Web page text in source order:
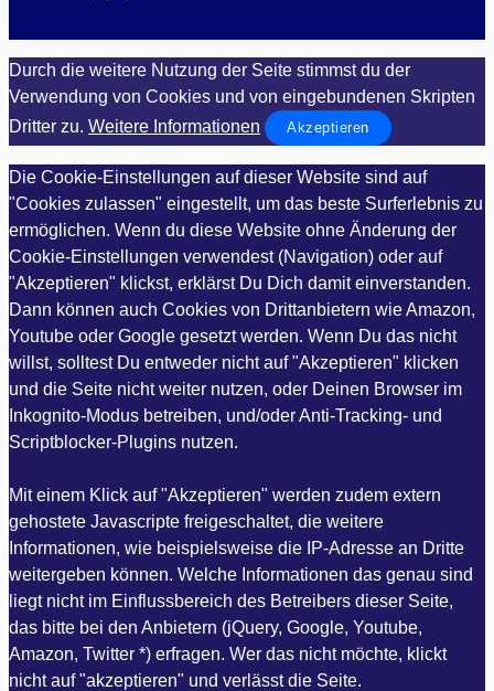
Durch die weitere Nutzung der Seite stimmst du der
Verwendung von Cookies und von eingebundenen Skripten
Dritter zu. Weitere Informationen Akzeptieren
Die Cookie-Einstellungen auf dieser Website sind auf
"Cookies zulassen" eingestellt, um das beste Surferlebnis zu
ermöglichen. Wenn du diese Website ohne Änderung der
Cookie-Einstellungen verwendest (Navigation) oder auf
"Akzeptieren" klickst, erklärst Du Dich damit einverstanden.
Dann können auch Cookies von Drittanbietern wie Amazon,
Youtube oder Google gesetzt werden. Wenn Du das nicht
willst, solltest Du entweder nicht auf "Akzeptieren" klicken
und die Seite nicht weiter nutzen, oder Deinen Browser im
Inkognito-Modus betreiben, und/oder Anti-Tracking- und
Scriptblocker-Plugins nutzen.
Mit einem Klick auf "Akzeptieren" werden zudem extern
gehostete Javascripte freigeschaltet, die weitere
Informationen, wie beispielsweise die IP-Adresse an Dritte
weitergeben können. Welche Informationen das genau sind
liegt nicht im Einflussbereich des Betreibers dieser Seite,
das bitte bei den Anbietern (jQuery, Google, Youtube,
Amazon, Twitter *) erfragen. Wer das nicht möchte, klickt
nicht auf "akzeptieren" und verlässt die Seite.